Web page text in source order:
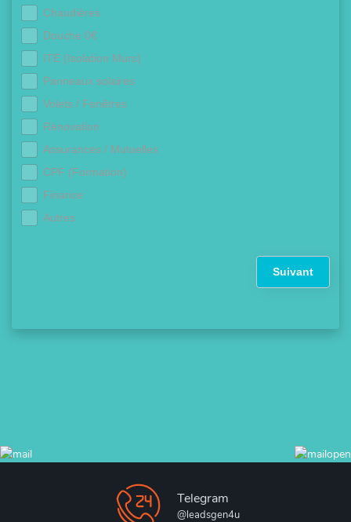
Chaudières
Douche 0€
ITE (Isolation Murs)
Panneaux solaires
Volets / Fenêtres
Rénovation
Assurances / Mutuelles
CPF (Formation)
Finance
Autres
Suivant
Telegram
@leadsgen4u